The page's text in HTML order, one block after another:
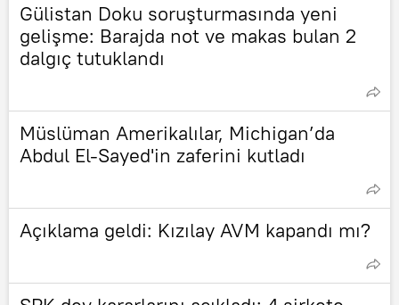
Gülistan Doku soruşturmasında yeni
gelişme: Barajda not ve makas bulan 2
dalgıç tutuklandı
Müslüman Amerikalılar, Michigan’da
Abdul El-Sayed'in zaferini kutladı
Açıklama geldi: Kızılay AVM kapandı mı?